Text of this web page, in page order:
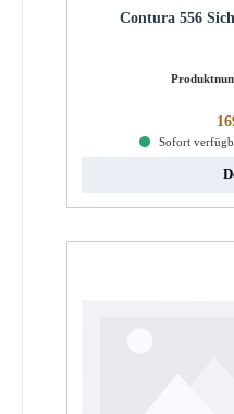
Contura 556
Sofort